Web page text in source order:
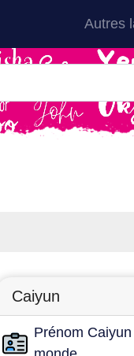
Autres
Caiyun
Prénom